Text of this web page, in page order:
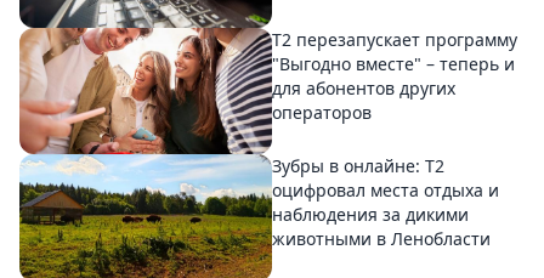
Т2 перезапускает программу
"Выгодно вместе" – теперь и
для абонентов других
операторов
Зубры в онлайне: Т2
оцифровал места отдыха и
наблюдения за дикими
животными в Ленобласти